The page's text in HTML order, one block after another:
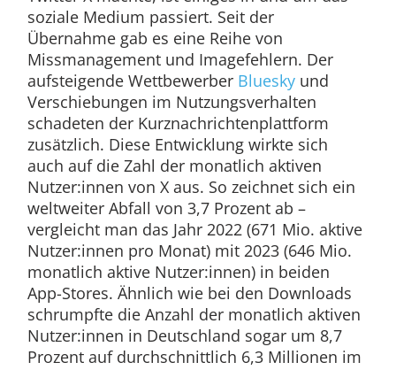
soziale Medium passiert. Seit der
Übernahme gab es eine Reihe von
Missmanagement und Imagefehlern. Der
aufsteigende Wettbewerber Blueskyund
Verschiebungen im Nutzungsverhalten
schadeten der Kurznachrichtenplattform
zusätzlich. Diese Entwicklung wirkte sich
auch auf die Zahl der monatlich aktiven
Nutzer:innen von X aus. So zeichnet sich ein
weltweiter Abfall von 3,7 Prozent ab –
vergleicht man das Jahr 2022 (671 Mio. aktive
Nutzer:innen pro Monat) mit 2023 (646 Mio.
monatlich aktive Nutzer:innen) in beiden
App-Stores. Ähnlich wie bei den Downloads
schrumpfte die Anzahl der monatlich aktiven
Nutzer:innen in Deutschland sogar um 8,7
Prozent auf durchschnittlich 6,3 Millionen im